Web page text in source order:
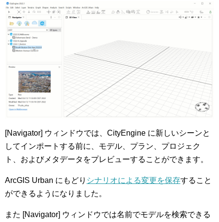
[Navigator] ウィンドウでは、CityEngine に新しいシーンと
してインポートする前に、モデル、プラン、プロジェク
ト、およびメタデータをプレビューすることができます。
ArcGIS Urban にもどり シナリオによる変更を保存すること
ができるようになりました。
また [Navigator] ウィンドウでは名前でモデルを検索できる